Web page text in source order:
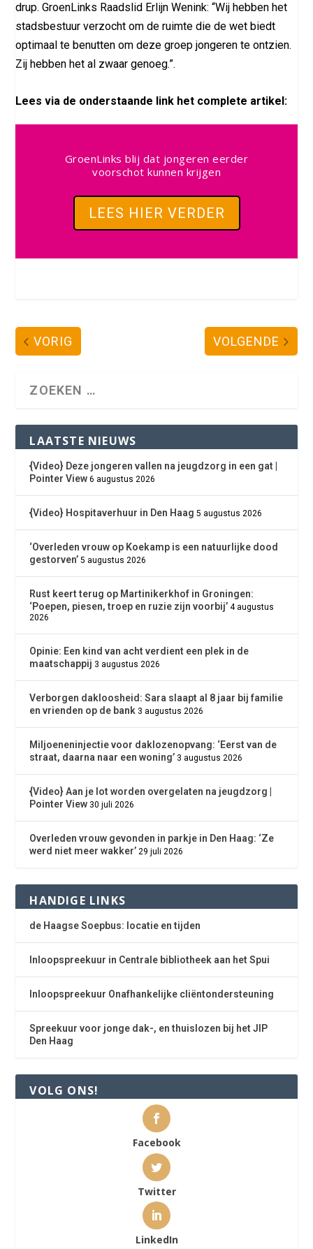
drup. GroenLinks Raadslid Erlijn Wenink: “Wij hebben het
stadsbestuur verzocht om de ruimte die de wet biedt
optimaal te benutten om deze groep jongeren te ontzien.
Zij hebben het al zwaar genoeg.”.
Lees via de onderstaande link het complete artikel:
GroenLinks blij dat jongeren eerder
voorschot kunnen krijgen
LEES HIER VERDER
VORIG VOLGENDE
LAATSTE NIEUWS
{Video} Deze jongeren vallen na jeugdzorg in een gat |
Pointer View 6 augustus 2026
{Video} Hospitaverhuur in Den Haag 5 augustus 2026
‘Overleden vrouw op Koekamp is een natuurlijke dood
gestorven’ 5 augustus 2026
Rust keert terug op Martinikerkhof in Groningen:
‘Poepen, piesen, troep en ruzie zijn voorbij’ 4 augustus
2026
Opinie: Een kind van acht verdient een plek in de
maatschappij 3 augustus 2026
Verborgen dakloosheid: Sara slaapt al 8 jaar bij familie
en vrienden op de bank 3 augustus 2026
Miljoeneninjectie voor daklozenopvang: ‘Eerst van de
straat, daarna naar een woning’ 3 augustus 2026
{Video} Aan je lot worden overgelaten na jeugdzorg |
Pointer View 30 juli 2026
Overleden vrouw gevonden in parkje in Den Haag: ‘Ze
werd niet meer wakker’ 29 juli 2026
HANDIGE LINKS
de Haagse Soepbus: locatie en tijden
Inloopspreekuur in Centrale bibliotheek aan het Spui
Inloopspreekuur Onafhankelijke cliëntondersteuning
Spreekuur voor jonge dak-, en thuislozen bij het JIP
Den Haag
VOLG ONS!
Facebook
Twitter
LinkedIn